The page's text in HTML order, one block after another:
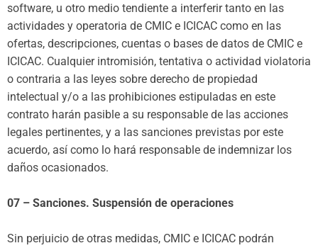
software, u otro medio tendiente a interferir tanto en las
actividades y operatoria de CMIC e ICICAC como en las
ofertas, descripciones, cuentas o bases de datos de CMIC e
ICICAC. Cualquier intromisión, tentativa o actividad violatoria
o contraria a las leyes sobre derecho de propiedad
intelectual y/o a las prohibiciones estipuladas en este
contrato harán pasible a su responsable de las acciones
legales pertinentes, y a las sanciones previstas por este
acuerdo, así como lo hará responsable de indemnizar los
daños ocasionados.
07 – Sanciones. Suspensión de operaciones
Sin perjuicio de otras medidas, CMIC e ICICAC podrán